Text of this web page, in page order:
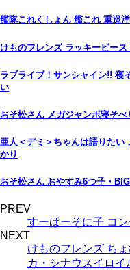
艦隊これくしょん 艦これ 重巡
けものフレンズ ラッキービー
ラブライブ！サンシャイン!! 寝
い
おそ松さん メガジャンボ寝そ
亜人＜デミ＞ちゃんは語りたい
かり
おそ松さん おやすみ6つ子・
PREV
すーぱーそに子 コ
NEXT
けものフレンズ ち
カ・シナウスイロイ